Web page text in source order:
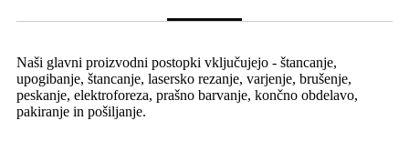
Naši glavni proizvodni postopki vključujejo - štancanje,
upogibanje, štancanje, lasersko rezanje, varjenje, brušenje,
peskanje, elektroforeza, prašno barvanje, končno obdelavo,
pakiranje in pošiljanje.